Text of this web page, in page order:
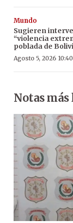
Mundo
Sugieren
“violencia
poblada de
Agosto 5, 2026
Notas más